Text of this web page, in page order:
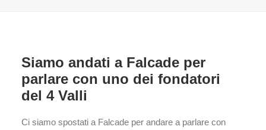
Siamo andati a Falcade per
parlare con uno dei fondatori
del 4 Valli
Ci siamo spostati a Falcade per andare a parlare con